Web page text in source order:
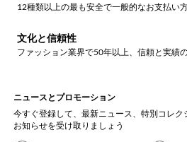
12種類以上の最も安全で一般的なお支払い
文化と信頼性
ファッション業界で50年以上、信頼と実績
ニュースとプロモーション
今すぐ登録して、最新ニュース、特別コレ
お知らせを受け取りましょう